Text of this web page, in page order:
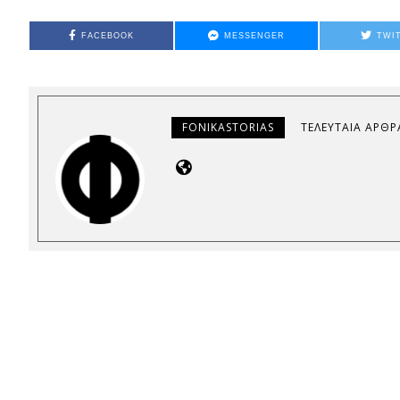
FACEBOOK MESSENGER
FONIKASTORIAS ΤΕΛΕΥΤΑΊΑ